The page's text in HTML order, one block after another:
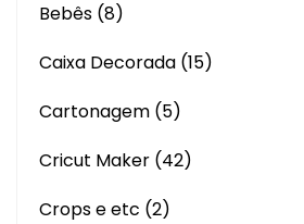
Bebês (8)
Caixa Decorada (15)
Cartonagem (5)
Cricut Maker (42)
Crops e etc (2)